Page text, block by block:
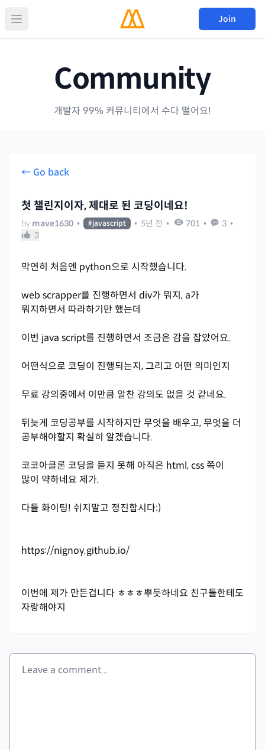
Join
Community
개발자 99% 커뮤니티에서 수다 떨어요!
← Go back
첫 챌린지이자, 제대로 된 코딩이네요!
by mave1630 • #javascript • 5년 전 • 701 • 3 •
3
막연히 처음엔 python으로 시작했습니다.
web scrapper를 진행하면서 div가 뭐지, a가
뭐지하면서 따라하기만 했는데
이번 java script를 진행하면서 조금은 감을 잡았어요.
어떤식으로 코딩이 진행되는지, 그리고 어떤 의미인지
무료 강의중에서 이만큼 알찬 강의도 없을 것 같네요.
뒤늦게 코딩공부를 시작하지만 무엇을 배우고, 무엇을 더
공부해야할지 확실히 알겠습니다.
코코아클론 코딩을 듣지 못해 아직은 html, css 쪽이
많이 약하네요 제가.
다들 화이팅! 쉬지말고 정진합시다:)
https://nignoy.github.io/
이번에 제가 만든겁니다 ㅎㅎㅎ뿌듯하네요 친구들한테도
자랑해야지